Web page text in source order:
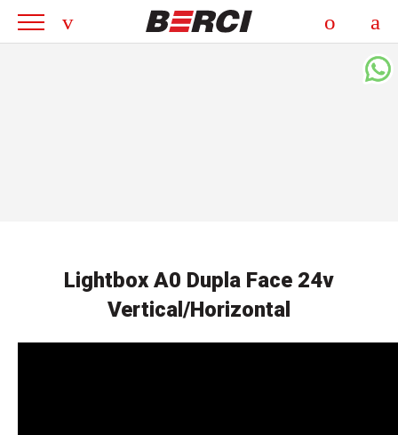
Lightbox A0 Dupla Face 24v
Vertical/Horizontal